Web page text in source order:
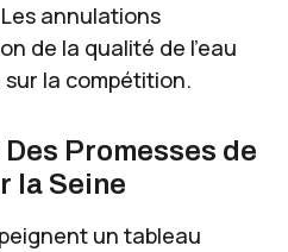
annulations
de la qualité de l’eau
la compétition.
Promesses de
la Seine
un tableau